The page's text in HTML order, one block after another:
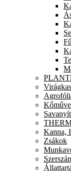
Kanna,
Zsákok